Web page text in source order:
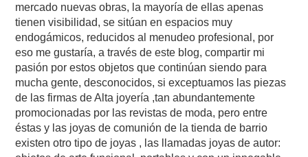
mercado nuevas obras, la mayoría de ellas apenas
tienen visibilidad, se sitúan en espacios muy
endogámicos, reducidos al menudeo profesional, por
eso me gustaría, a través de este blog, compartir mi
pasión por estos objetos que continúan siendo para
mucha gente, desconocidos, si exceptuamos las piezas
de las firmas de Alta joyería ,tan abundantemente
promocionadas por las revistas de moda, pero entre
éstas y las joyas de comunión de la tienda de barrio
existen otro tipo de joyas , las llamadas joyas de autor: